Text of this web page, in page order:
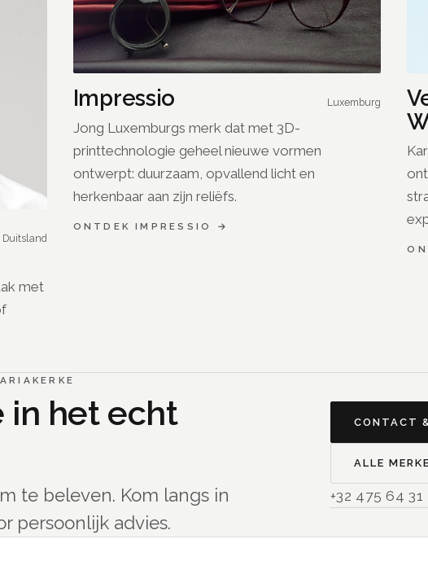
Duitsland
met
Impressio Luxemburg
Jong Luxemburgs merk dat met 3D-
printtechnologie geheel nieuwe vormen
ontwerpt: duurzaam, opvallend licht en
herkenbaar aan zijn reliëfs.
ONTDEKIMPRESSIO →
in het echt
te beleven. Kom langs in
persoonlijk advies.
CONTACT
ALLE
+32 475 64 31